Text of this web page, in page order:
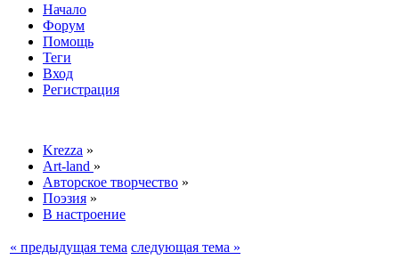
Начало
Форум
Помощь
Теги
Вход
Регистрация
Krezza »
Art-land »
Авторское творчество »
Поэзия »
В настроение
« предыдущая тема следующая тема »